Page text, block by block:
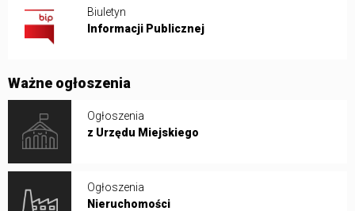
Biuletyn
Informacji Publicznej
Ważne ogłoszenia
Ogłoszenia
z Urzędu Miejskiego
Ogłoszenia
Nieruchomości